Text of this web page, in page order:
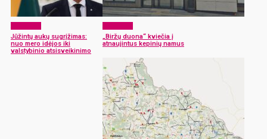
Jūžintų aukų sugrįžimas:
nuo mero idėjos iki
valstybinio atsisveikinimo
„Biržų duona“ kviečia į
atnaujintus kepinių namus